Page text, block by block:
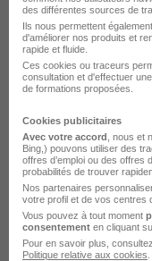
Chercheur en
Électronique
CEA
Grenoble - 38
Voir l’offre
des différentes sources de
Ils nous permettent
d'améliorer nos produits et
rapide et fluide.
Ces cookies ou traceurs
consultation et d'effectuer
de formations proposées.
Cookies publicitaires
Avec votre accord , nous et
Bing,) pouvons utiliser des
offres d’emploi ou des offres
probabilités de trouver
Nos partenaires
votre profil et de vos centres
Vous pouvez à tout moment
consentement en cliquant
Pour en savoir plus,
Politique relative aux cookies